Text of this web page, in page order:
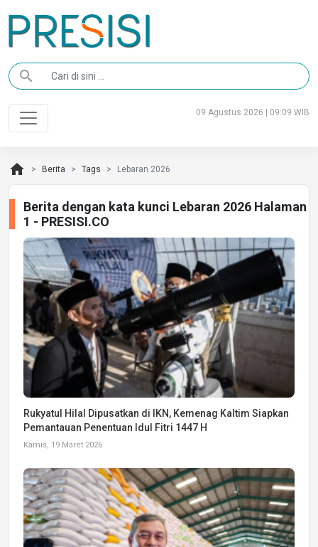
search
09 Agustus 2026 | 09:09 WIB
home Berita Tags Lebaran 2026
Berita dengan kata kunci Lebaran 2026 Halaman
1 - PRESISI.CO
Rukyatul Hilal Dipusatkan di IKN, Kemenag Kaltim Siapkan
Pemantauan Penentuan Idul Fitri 1447 H
Kamis, 19 Maret 2026